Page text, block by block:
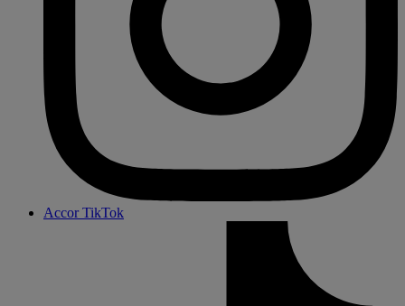
Accor TikTok